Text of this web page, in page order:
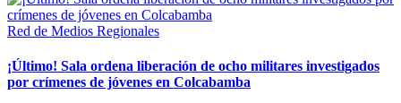
Red de Medios Regionales
¡Último! Sala ordena liberación de ocho militares investigados
por crímenes de jóvenes en Colcabamba